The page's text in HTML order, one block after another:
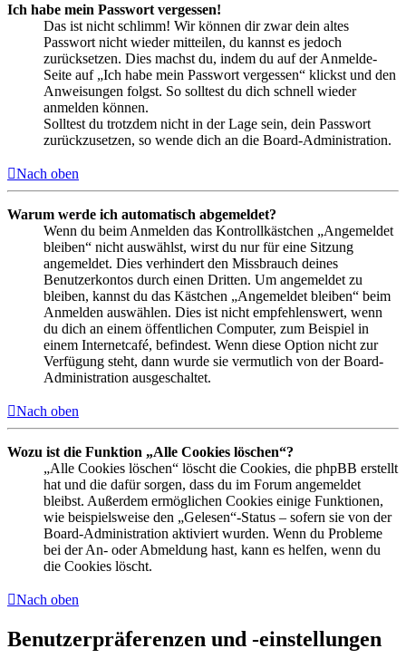
Ich habe mein Passwort vergessen!
Das ist nicht schlimm! Wir können dir zwar dein altes
Passwort nicht wieder mitteilen, du kannst es jedoch
zurücksetzen. Dies machst du, indem du auf der Anmelde-
Seite auf „Ich habe mein Passwort vergessen“ klickst und den
Anweisungen folgst. So solltest du dich schnell wieder
anmelden können.
Solltest du trotzdem nicht in der Lage sein, dein Passwort
zurückzusetzen, so wende dich an die Board-Administration.
Nach oben
Warum werde ich automatisch abgemeldet?
Wenn du beim Anmelden das Kontrollkästchen „Angemeldet
bleiben“ nicht auswählst, wirst du nur für eine Sitzung
angemeldet. Dies verhindert den Missbrauch deines
Benutzerkontos durch einen Dritten. Um angemeldet zu
bleiben, kannst du das Kästchen „Angemeldet bleiben“ beim
Anmelden auswählen. Dies ist nicht empfehlenswert, wenn
du dich an einem öffentlichen Computer, zum Beispiel in
einem Internetcafé, befindest. Wenn diese Option nicht zur
Verfügung steht, dann wurde sie vermutlich von der Board-
Administration ausgeschaltet.
Nach oben
Wozu ist die Funktion „Alle Cookies löschen“?
„Alle Cookies löschen“ löscht die Cookies, die phpBB erstellt
hat und die dafür sorgen, dass du im Forum angemeldet
bleibst. Außerdem ermöglichen Cookies einige Funktionen,
wie beispielsweise den „Gelesen“-Status – sofern sie von der
Board-Administration aktiviert wurden. Wenn du Probleme
bei der An- oder Abmeldung hast, kann es helfen, wenn du
die Cookies löscht.
Nach oben
Benutzerpräferenzen und -einstellungen